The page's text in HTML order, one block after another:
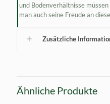
und Bodenverhältnisse
man auch seine Freude an
Zusätzliche
Ähnliche Produkte